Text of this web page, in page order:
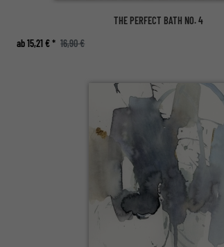
THE PERFECT BATH NO. 4
ab 15,21 € * 16,90 €